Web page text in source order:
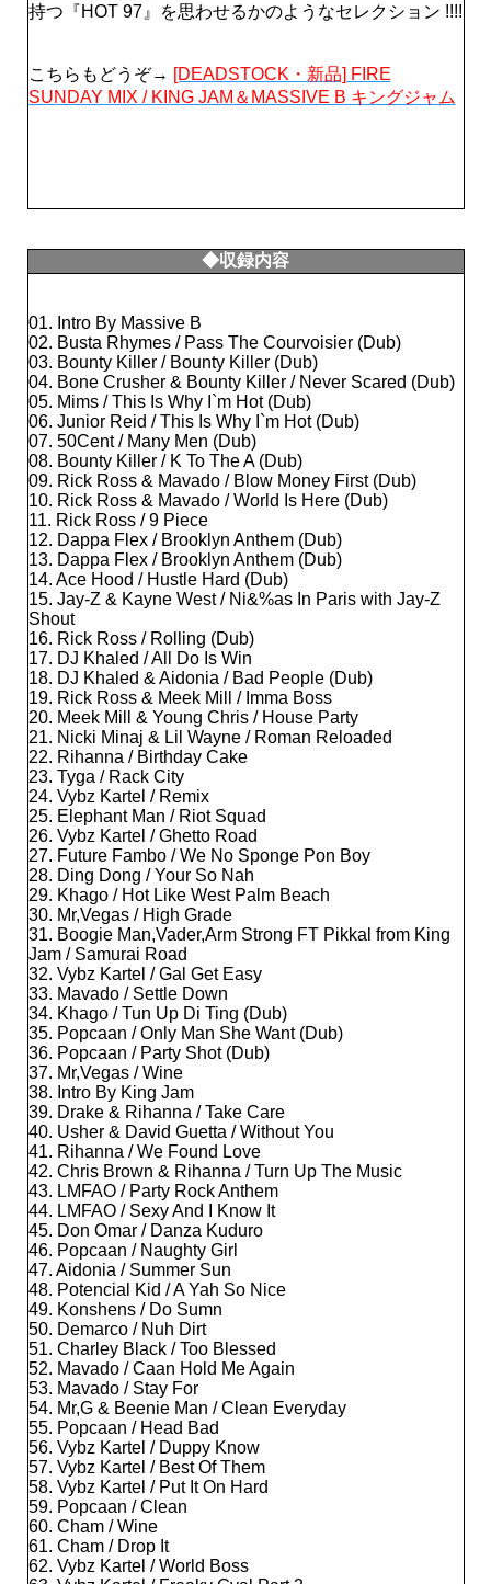
持つ『HOT 97』を思わせるかのようなセレクション !!!!
こちらもどうぞ→ [DEADSTOCK・新品] FIRE
SUNDAY MIX / KING JAM＆MASSIVE B キングジャム
◆収録内容
01. Intro By Massive B
02. Busta Rhymes / Pass The Courvoisier (Dub)
03. Bounty Killer / Bounty Killer (Dub)
04. Bone Crusher & Bounty Killer / Never Scared (Dub)
05. Mims / This Is Why I`m Hot (Dub)
06. Junior Reid / This Is Why I`m Hot (Dub)
07. 50Cent / Many Men (Dub)
08. Bounty Killer / K To The A (Dub)
09. Rick Ross & Mavado / Blow Money First (Dub)
10. Rick Ross & Mavado / World Is Here (Dub)
11. Rick Ross / 9 Piece
12. Dappa Flex / Brooklyn Anthem (Dub)
13. Dappa Flex / Brooklyn Anthem (Dub)
14. Ace Hood / Hustle Hard (Dub)
15. Jay-Z & Kayne West / Ni&%as In Paris with Jay-Z
Shout
16. Rick Ross / Rolling (Dub)
17. DJ Khaled / All Do Is Win
18. DJ Khaled & Aidonia / Bad People (Dub)
19. Rick Ross & Meek Mill / Imma Boss
20. Meek Mill & Young Chris / House Party
21. Nicki Minaj & Lil Wayne / Roman Reloaded
22. Rihanna / Birthday Cake
23. Tyga / Rack City
24. Vybz Kartel / Remix
25. Elephant Man / Riot Squad
26. Vybz Kartel / Ghetto Road
27. Future Fambo / We No Sponge Pon Boy
28. Ding Dong / Your So Nah
29. Khago / Hot Like West Palm Beach
30. Mr,Vegas / High Grade
31. Boogie Man,Vader,Arm Strong FT Pikkal from King
Jam / Samurai Road
32. Vybz Kartel / Gal Get Easy
33. Mavado / Settle Down
34. Khago / Tun Up Di Ting (Dub)
35. Popcaan / Only Man She Want (Dub)
36. Popcaan / Party Shot (Dub)
37. Mr,Vegas / Wine
38. Intro By King Jam
39. Drake & Rihanna / Take Care
40. Usher & David Guetta / Without You
41. Rihanna / We Found Love
42. Chris Brown & Rihanna / Turn Up The Music
43. LMFAO / Party Rock Anthem
44. LMFAO / Sexy And I Know It
45. Don Omar / Danza Kuduro
46. Popcaan / Naughty Girl
47. Aidonia / Summer Sun
48. Potencial Kid / A Yah So Nice
49. Konshens / Do Sumn
50. Demarco / Nuh Dirt
51. Charley Black / Too Blessed
52. Mavado / Caan Hold Me Again
53. Mavado / Stay For
54. Mr,G & Beenie Man / Clean Everyday
55. Popcaan / Head Bad
56. Vybz Kartel / Duppy Know
57. Vybz Kartel / Best Of Them
58. Vybz Kartel / Put It On Hard
59. Popcaan / Clean
60. Cham / Wine
61. Cham / Drop It
62. Vybz Kartel / World Boss